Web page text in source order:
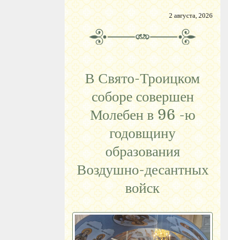
2 августа, 2026
В Свято-Троицком
соборе совершен
Молебен в 96 -ю
годовщину
образования
Воздушно-десантных
войск